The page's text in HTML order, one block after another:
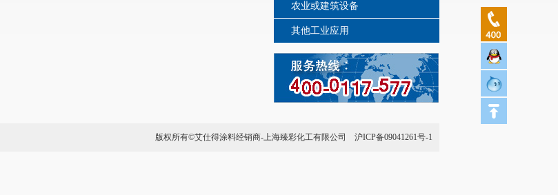
农业或建筑设备
其他工业应用
版权所有©艾仕得涂料经销商-上海臻彩化工有限公司 沪ICP备09041261号-1